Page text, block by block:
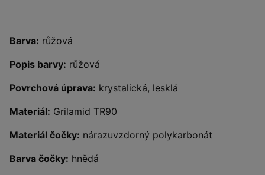
Barva: růžová
Popis barvy: růžová
Povrchová úprava: krystalická, lesklá
Materiál: Grilamid TR90
Materiál čočky: nárazuvzdorný polykarbonát
Barva čočky: hnědá